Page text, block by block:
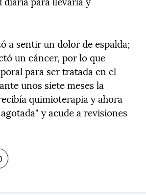
a sentir un dolor de espalda;
un cáncer, por lo que
para ser tratada en el
unos siete meses la
quimioterapia y ahora
y acude a revisiones